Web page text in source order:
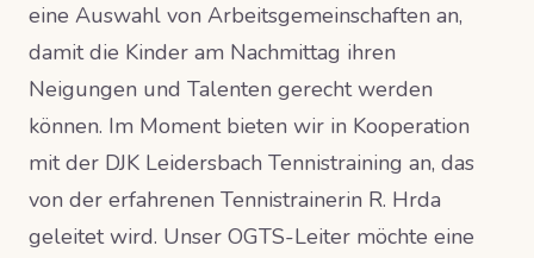
eine Auswahl von Arbeitsgemeinschaften an,
damit die Kinder am Nachmittag ihren
Neigungen und Talenten gerecht werden
können. Im Moment bieten wir in Kooperation
mit der DJK Leidersbach Tennistraining an, das
von der erfahrenen Tennistrainerin R. Hrda
geleitet wird. Unser OGTS-Leiter möchte eine